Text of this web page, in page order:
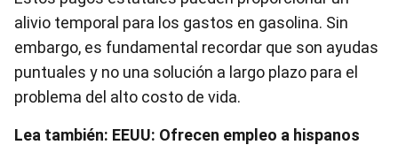
alivio temporal para los gastos en gasolina. Sin
embargo, es fundamental recordar que son ayudas
puntuales y no una solución a largo plazo para el
problema del alto costo de vida.
Lea también: EEUU: Ofrecen empleo a hispanos